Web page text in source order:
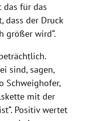
das für das
dass der Druck
größer wird“.
sind, sagen,
Schweighofer,
mit der
Positiv wertet